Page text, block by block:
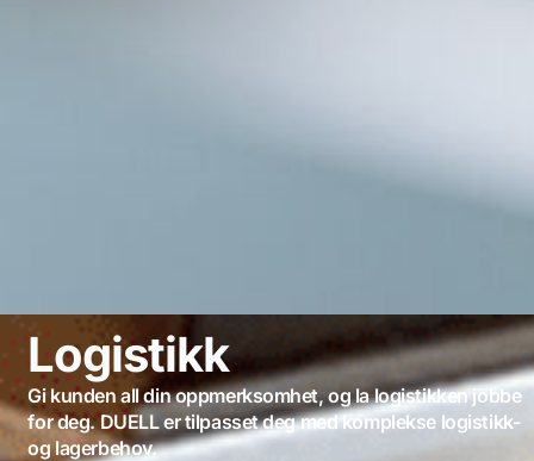
Logistikk
Gi kunden all din oppmerksomhet, og la logistikken jobbe
for deg. DUELL er tilpasset deg med komplekse logistikk-
og lagerbehov.